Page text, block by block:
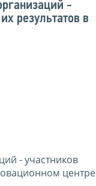
-
результатов в
- участников
центре